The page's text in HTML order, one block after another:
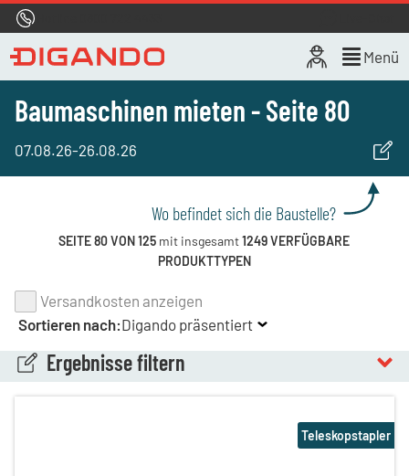
Menü
Baumaschinen mieten - Seite 80
07.08.26-26.08.26
Wo befindet sich die Baustelle?
SEITE 80 VON 125 mit insgesamt1249 VERFÜGBARE
PRODUKTTYPEN
Ergebnisse filtern
Versandkosten anzeigen
Sortieren nach:Digando präsentiert
Teleskopstapler